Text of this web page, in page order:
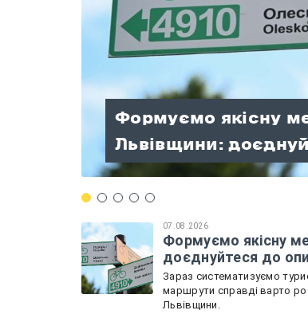
Формуємо якісну
Львівщини:
Памʼять
вишкільним
Нескорених»
Веслувальники зі
чемпіонату
Палата
розпочала роботу:
Садова
«Україна — це Ти» —
патріотизму!
07.08.2026
Формуємо якісну
доєднуйтеся до
Зараз систематизуємо
маршрути справді варто
Львівщини.